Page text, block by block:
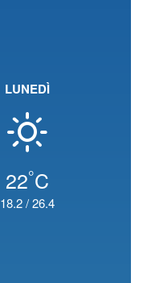
LUNEDÌ
22°C
18.2/26.4